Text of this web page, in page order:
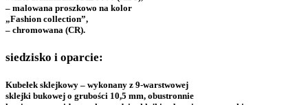
– malowana proszkowo na kolor
„Fashion collection”,
– chromowana (CR).
siedzisko i oparcie:
Kubełek sklejkowy – wykonany z 9-warstwowej
sklejki bukowej o grubości 10,5 mm, obustronnie